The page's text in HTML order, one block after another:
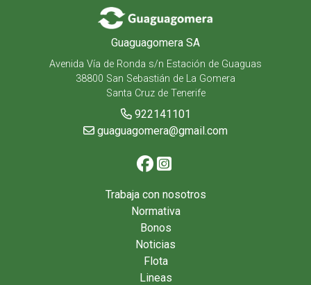
Guaguagomera SA
Avenida Vía de Ronda s/n Estación de Guaguas
38800 San Sebastián de La Gomera
Santa Cruz de Tenerife
922141101
guaguagomera@gmail.com
Trabaja con nosotros
Normativa
Bonos
Noticias
Flota
Lineas